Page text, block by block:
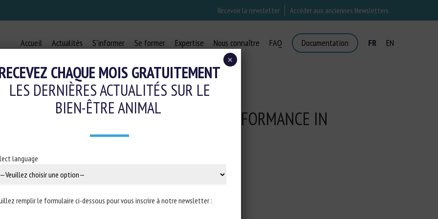
Recevoir la newsletter Accéder aux anciennes Newsletters
Accueil Actualités S’informer Se former Expertise Nous connaître FAQ Documentation FR EN
NON-NUTRITIVE ORAL BEHAVIOR PERFORMANCE IN
CATTLE: A SYSTEMATIC REVIEW
en ligne avant publication dans
CHAQUE MOIS GRATUITEMENT
LES DERNIÈRES ACTUALITÉS SUR LE
BIEN-ÊTRE ANIMAL
language
remplir le formulaire ci-dessous pour vous inscrire à notre newsletter :
×